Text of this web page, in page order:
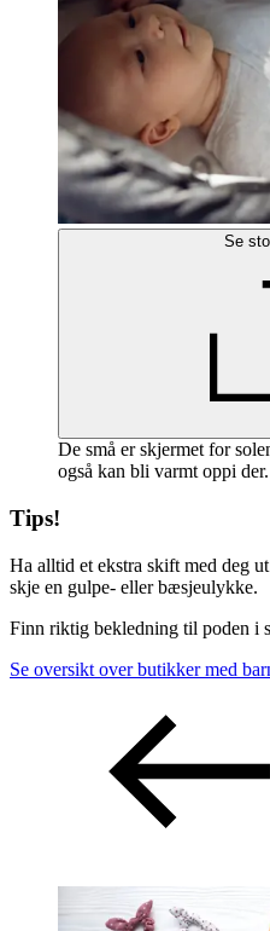
Se
De små er skjermet for
også kan bli varmt oppi der.
Tips!
Ha alltid et ekstra skift med deg
skje en gulpe- eller bæsjeulykke.
Finn riktig bekledning til poden i
Se oversikt over butikker med